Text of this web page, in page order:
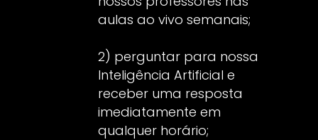
aulas ao vivo semanais;
2) perguntar para nossa
Inteligência Artificial e
receber uma resposta
imediatamente em
qualquer horário;